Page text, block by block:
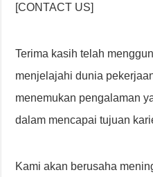
[CONTACT US]
Terima kasih telah
menjelajahi dunia
menemukan pengalaman
dalam mencapai tujuan
Kami akan berusaha